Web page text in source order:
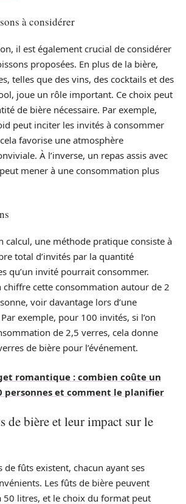
à considérer
il est également crucial de considérer
proposées. En plus de la bière,
telles que des vins, des cocktails et des
joue un rôle important. Ce choix peut
de bière nécessaire. Par exemple,
peut inciter les invités à consommer
favorise une atmosphère
À l’inverse, un repas assis avec
mener à une consommation plus
calcul, une méthode pratique consiste à
total d’invités par la quantité
qu’un invité pourrait consommer.
chiffre cette consommation autour de 2
voir davantage lors d’une
exemple, pour 100 invités, si l’on
de 2,5 verres, cela donne
de bière pour l’événement.
romantique : combien coûte un
personnes et comment le planifier
de bière et leur impact sur le
fûts existent, chacun ayant ses
Les fûts de bière peuvent
50 litres, et le choix du format peut